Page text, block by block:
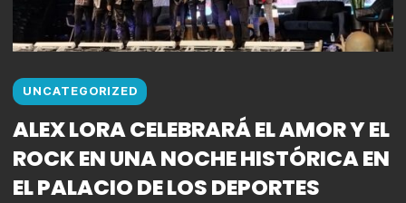
UNCATEGORIZED
ALEX LORA CELEBRARÁ EL AMOR Y EL
ROCK EN UNA NOCHE HISTÓRICA EN
EL PALACIO DE LOS DEPORTES